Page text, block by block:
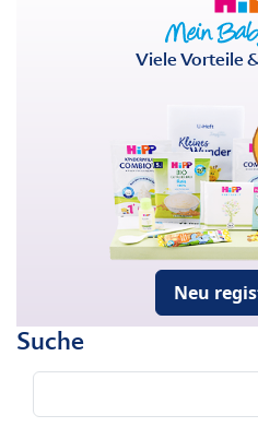
Viele Vorteile
Neu
Suche